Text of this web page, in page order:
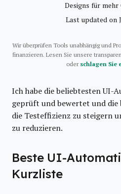
Designs für mehr
Last updated on
Wir überprüfen Tools unabhängig und
finanzieren. Lesen Sie unsere
oderschlagen Sie
Ich habe die beliebtesten UI-
geprüft und bewertet und die
die Testeffizienz zu steigern
zu reduzieren.
Beste UI-
Kurzliste